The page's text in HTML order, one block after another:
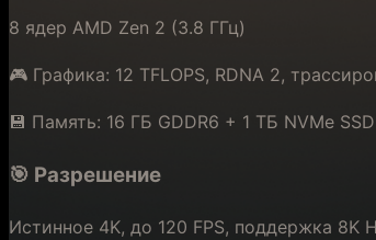
8 ядер AMD Zen 2 (3.8 ГГц)
🎮 Графика: 12 TFLOPS, RDNA 2,
💾 Память: 16 ГБ GDDR6 + 1 ТБ NVMe SSD
🎯 Разрешение
Истинное 4K, до 120 FPS, поддержка 8K